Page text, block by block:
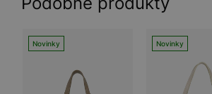
Novinky Novinky